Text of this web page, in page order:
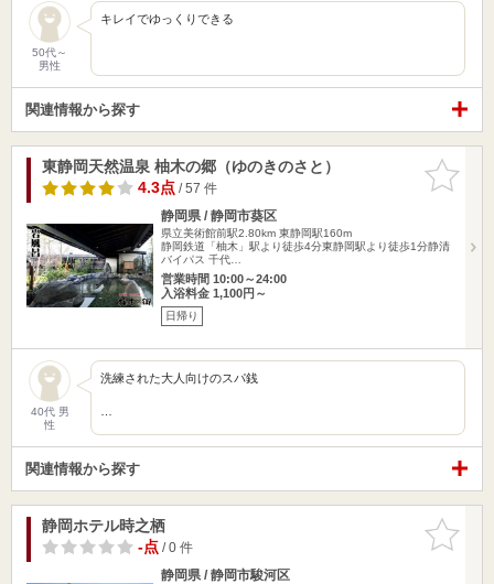
50代～
男性
キレイでゆっくりできる
関連情報から探す
お気に入
りに追加
東静岡天然温泉 柚木の郷（ゆのきのさと）
4.3点/ 57 件
静岡県 / 静岡市葵区
県立美術館前駅2.80km 東静岡駅160m
静岡鉄道「柚木」駅より徒歩4分東静岡駅より徒歩1分静清
バイパス 千代…
営業時間 10:00～24:00
入浴料金 1,100円～
日帰り
40代 男
性
洗練された大人向けのスパ銭
関連情報から探す
お気に入
りに追加
静岡ホテル時之栖
-点/ 0 件
静岡県 / 静岡市駿河区